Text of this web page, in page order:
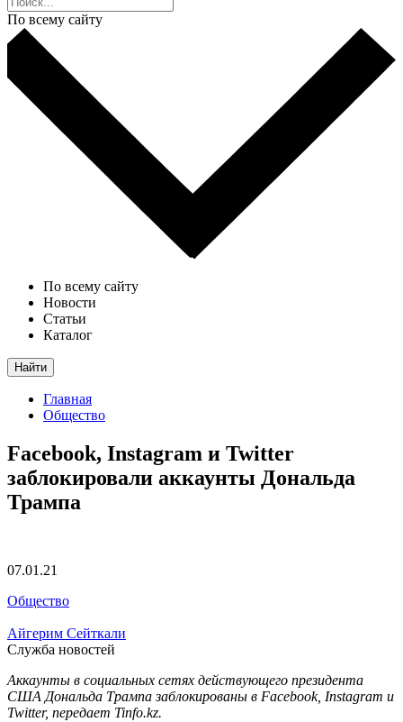
По всему сайту
По всему сайту
Новости
Статьи
Каталог
Найти
Главная
Общество
Facebook, Instagram и Twitter
заблокировали аккаунты Дональда
Трампа
07.01.21
Общество
Айгерим Сейткали
Служба новостей
Аккаунты в социальных сетях действующего президента
США Дональда Трампа заблокированы в Facebook, Instagram и
Twitter, передает Tinfo.kz.